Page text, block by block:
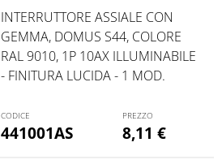
441001AS
INTERRUTTORE ASSIALE CON
GEMMA, DOMUS S44, COLORE
RAL 9010, 1P 10AX ILLUMINABILE
- FINITURA LUCIDA - 1 MOD.
8,11 €